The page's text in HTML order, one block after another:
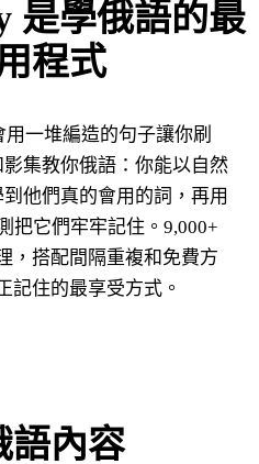
是學俄語的最
程式
一堆編造的句子讓你刷
集教你俄語：你能以自然
他們真的會用的詞，再用
把它們牢牢記住。9,000+
，搭配間隔重複和免費方
記住的最享受方式。
語內容